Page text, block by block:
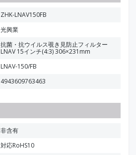
ZHK-LNAV150FB
光興業
抗菌・抗ウイルス覗き見防止フィルター
LNAV 15インチ(4:3) 306×231mm
LNAV-150/FB
4943609763463
非含有
対応RoHS10